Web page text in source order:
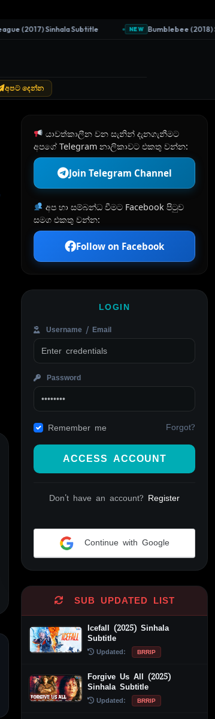
(2017) Sinhala Subtitle NEW Bumblebee (2018)
අපට දෙන්න
යාවත්කාලීන වන සැනින් දැනගැනීමට
අපගේ Telegram නාලිකාවට එකතු වන්න:
Join Telegram Channel
අප හා සම්බන්ධ වීමට Facebook පිටුව
සමග එකතු වන්න:
Follow on Facebook
LOGIN
Username / Email
Password
Remember me Forgot?
ACCESS ACCOUNT
Don't have an account? Register
Continue with Google
SUB UPDATED LIST
Icefall (2025) Sinhala
Subtitle
Updated: BRRIP
Forgive Us All (2025)
Sinhala Subtitle
Updated: BRRIP